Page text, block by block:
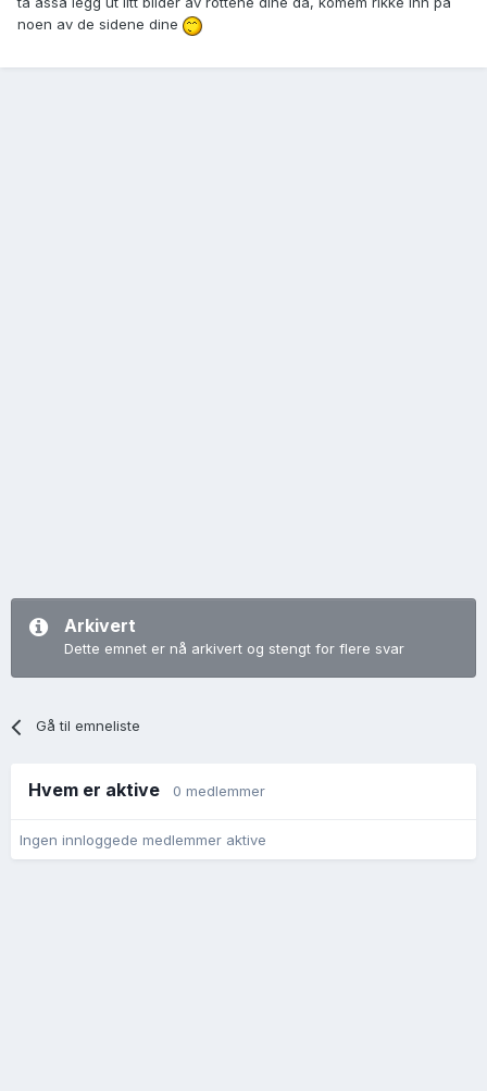
noen av de sidene dine
Arkivert
Dette emnet er nå arkivert og stengt for flere svar
Gå til emneliste
Hvem er aktive 0 medlemmer
Ingen innloggede medlemmer aktive